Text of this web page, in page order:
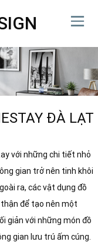
ĐÀ LẠT
với những chi tiết nhỏ
gian trở nên tinh khôi
ra, các vật dụng đồ
để tạo nên một
giản với những món đồ
gian lưu trú ấm cúng.